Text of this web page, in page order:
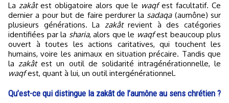
La zakâtest obligatoire alors que le waqfest facultatif. Ce
dernier a pour but de faire perdurer la sadaqa(aumône) sur
plusieurs générations. La zakâtrevient à des catégories
identifiées par la sharia, alors que le waqfest beaucoup plus
ouvert à toutes les actions caritatives, qui touchent les
humains, voire les animaux en situation précaire. Tandis que
lazakâtest un outil de solidarité intragénérationnelle, le
waqfest, quant à lui, un outil intergénérationnel.
Qu’est-ce qui distingue la zakât de l’aumône au sens chrétien ?